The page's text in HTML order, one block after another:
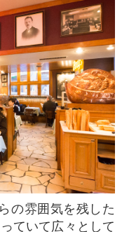
ていて広々として